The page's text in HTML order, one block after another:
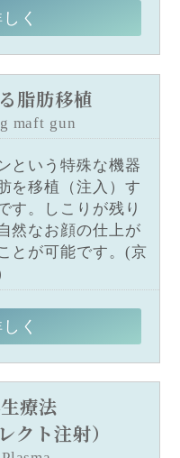
く
脂肪移植
maft gun
という特殊な機器
を移植（注入）す
す。しこりが残り
然なお顔の仕上が
とが可能です。(京
く
療法
クト注射）